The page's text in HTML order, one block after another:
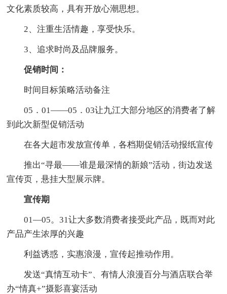
文化素质较高，具有开放心潮思想。
2、注重生活情趣，享受快乐。
3、追求时尚及品牌服务。
促销时间：
时间目标策略活动备注
05．01——05．03让九江大部分地区的消费者了解
到此次新型促销活动
在各大超市发放宣传单，各档期促销活动报纸宣传
推出“寻最——谁是最深情的新娘”活动，街边发送
宣传页，悬挂大型展示牌。
宣传期
01—05。31让大多数消费者接受此产品，既而对此
产品产生浓厚的兴趣
利益诱惑，实惠浪漫，宣传起推动作用。
发送“真情互动卡”、有情人浪漫百分与酒店联合举
办“情真+”摄影喜宴活动